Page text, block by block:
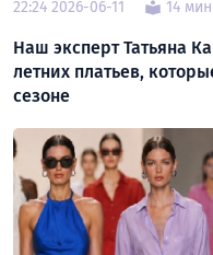
22:24 2026-06-11 14 мин
Наш эксперт Татьяна
летних платьев,
сезоне